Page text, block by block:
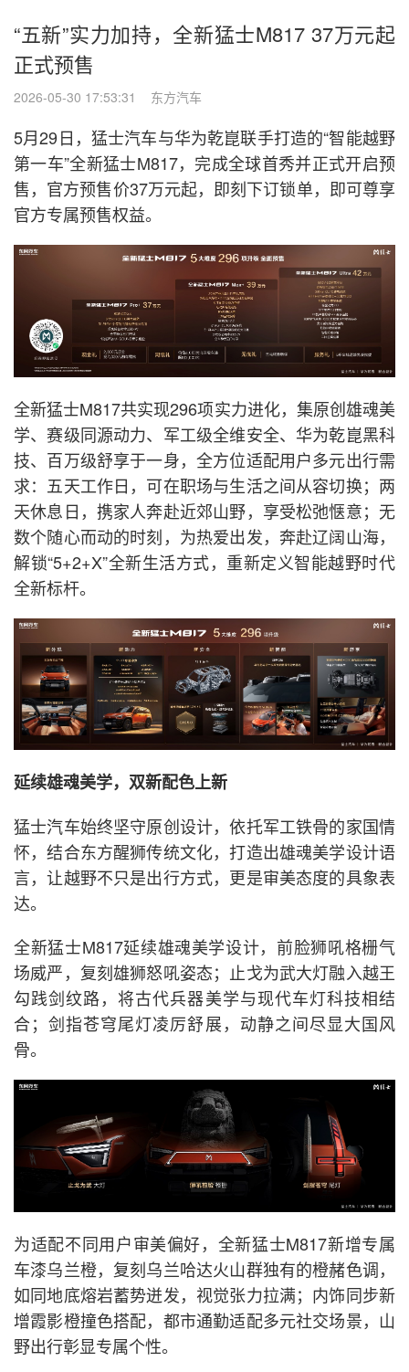
“五新”实力加持，全新猛士M817 37万元起
正式预售
2026-05-30 17:53:31 东方汽车
5月29日，猛士汽车与华为乾崑联手打造的“智能越野
第一车”全新猛士M817，完成全球首秀并正式开启预
售，官方预售价37万元起，即刻下订锁单，即可尊享
官方专属预售权益。
全新猛士M817共实现296项实力进化，集原创雄魂美
学、赛级同源动力、军工级全维安全、华为乾崑黑科
技、百万级舒享于一身，全方位适配用户多元出行需
求：五天工作日，可在职场与生活之间从容切换；两
天休息日，携家人奔赴近郊山野，享受松弛惬意；无
数个随心而动的时刻，为热爱出发，奔赴辽阔山海，
解锁“5+2+X”全新生活方式，重新定义智能越野时代
全新标杆。
延续雄魂美学，双新配色上新
猛士汽车始终坚守原创设计，依托军工铁骨的家国情
怀，结合东方醒狮传统文化，打造出雄魂美学设计语
言，让越野不只是出行方式，更是审美态度的具象表
达。
全新猛士M817延续雄魂美学设计，前脸狮吼格栅气
场威严，复刻雄狮怒吼姿态；止戈为武大灯融入越王
勾践剑纹路，将古代兵器美学与现代车灯科技相结
合；剑指苍穹尾灯凌厉舒展，动静之间尽显大国风
骨。
为适配不同用户审美偏好，全新猛士M817新增专属
车漆乌兰橙，复刻乌兰哈达火山群独有的橙赭色调，
如同地底熔岩蓄势迸发，视觉张力拉满；内饰同步新
增霞影橙撞色搭配，都市通勤适配多元社交场景，山
野出行彰显专属个性。